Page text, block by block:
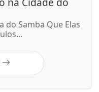
do Samba Que Elas